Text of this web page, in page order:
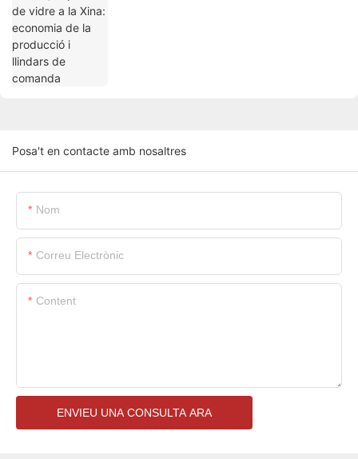
Posa't en contacte amb nosaltres
Nom
Correu Electrònic
Content
ENVIEU UNA CONSULTA ARA